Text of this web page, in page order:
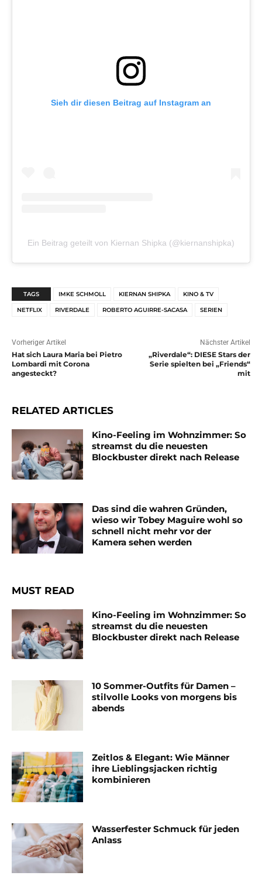
Sieh dir diesen Beitrag auf Instagram an
Ein Beitrag geteilt von Kiernan Shipka (@kiernanshipka)
TAGS IMKE SCHMOLL KIERNAN SHIPKA KINO & TV
NETFLIX RIVERDALE ROBERTO AGUIRRE-SACASA SERIEN
Vorheriger Artikel
Hat sich Laura Maria bei Pietro
Lombardi mit Corona
angesteckt?
Nächster Artikel
„Riverdale“: DIESE Stars der
Serie spielten bei „Friends“
mit
RELATED ARTICLES
Kino-Feeling im Wohnzimmer: So
streamst du die neuesten
Blockbuster direkt nach Release
Das sind die wahren Gründen,
wieso wir Tobey Maguire wohl so
schnell nicht mehr vor der
Kamera sehen werden
MUST READ
Kino-Feeling im Wohnzimmer: So
streamst du die neuesten
Blockbuster direkt nach Release
10 Sommer-Outfits für Damen –
stilvolle Looks von morgens bis
abends
Zeitlos & Elegant: Wie Männer
ihre Lieblingsjacken richtig
kombinieren
Wasserfester Schmuck für jeden
Anlass